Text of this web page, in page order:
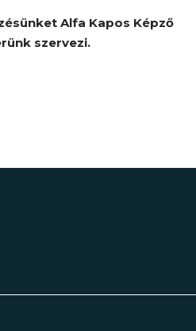
Alfa Kapos Képző
szervezi.